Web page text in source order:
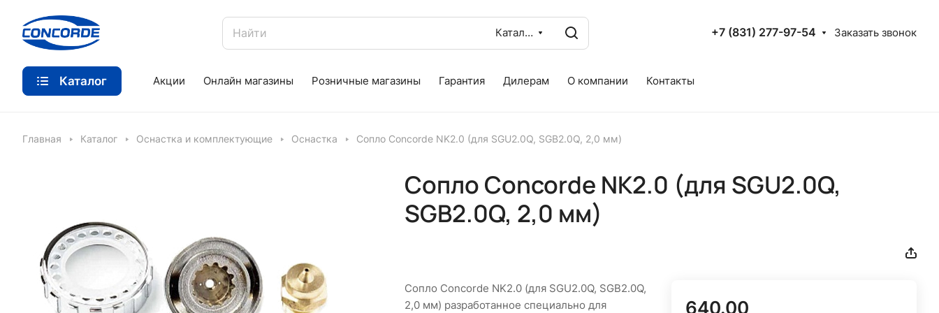
Каталог +7 (831) 277-97-54 Заказать звонок
Каталог Акции Онлайн магазины Розничные магазины Гарантия Дилерам О компании Контакты
Главная Каталог Оснастка и комплектующие Оснастка Сопло Concorde NK2.0 (для SGU2.0Q, SGB2.0Q, 2,0 мм)
Сопло Concorde NK2.0 (для SGU2.0Q,
SGB2.0Q, 2,0 мм)
Сопло Concorde NK2.0 (для SGU2.0Q, SGB2.0Q,
2,0 мм) разработанное специально для
640.00